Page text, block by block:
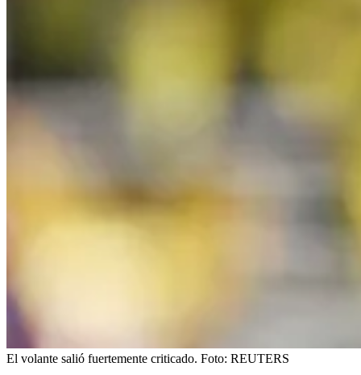
El volante salió fuertemente criticado. Foto: REUTERS